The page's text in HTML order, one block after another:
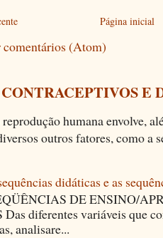
Página inicial
comentários (Atom)
E
humana envolve,
outros fatores, como a
didáticas e as
DE ENSINO/
diferentes variáveis que
analisare...